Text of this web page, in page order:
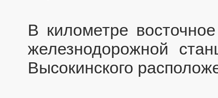
В километре
железнодорожной
Высокинского